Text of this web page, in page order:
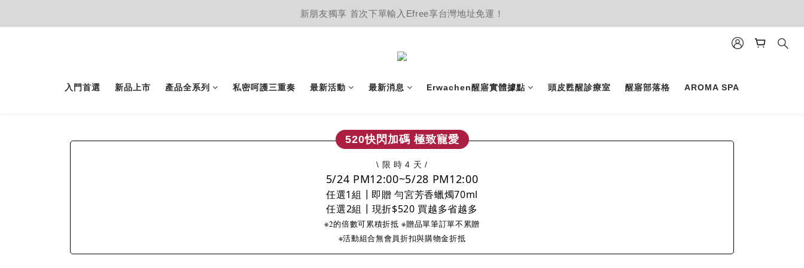
新朋友獨享 首次下單輸入Efree享台灣地址免運！
入門首選 新品上市 產品全系列 私密呵護三重奏 最新活動 最新消息 Erwachen醒寤實體據點 頭皮甦醒診療室 醒寤部落格 AROMA SPA
520快閃加碼 極致寵愛
\ 限 時 4 天 /
5/24 PM12:00~5/28 PM12:00
任選1組 ┃ 即贈 勻宮芳香蠟燭70ml
任選2組 ┃ 現折$520 買越多省越多
※2的倍數可累積折抵※贈品單筆訂單不累贈
※活動組合無會員折扣與購物金折抵